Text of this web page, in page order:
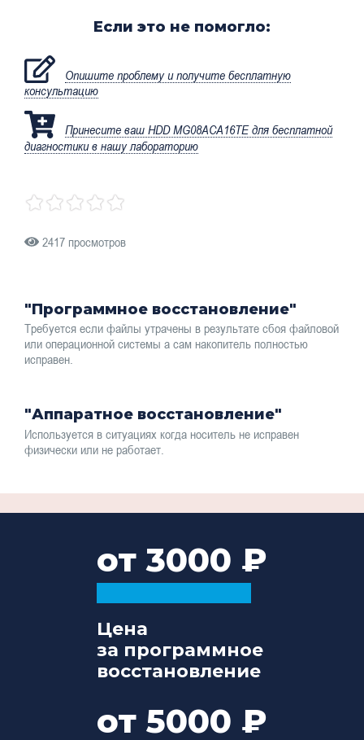
Если это не помогло:
Опишите проблему и получите бесплатную
консультацию
Принесите ваш HDD MG08ACA16TE для бесплатной
диагностики в нашу лабораторию
2417 просмотров
"Программное восстановление"
Требуется если файлы утрачены в результате сбоя файловой
или операционной системы а сам накопитель полностью
исправен.
"Аппаратное восстановление"
Используется в ситуациях когда носитель не исправен
физически или не работает.
от 3000
Цена
за программное
восстановление
от 5000